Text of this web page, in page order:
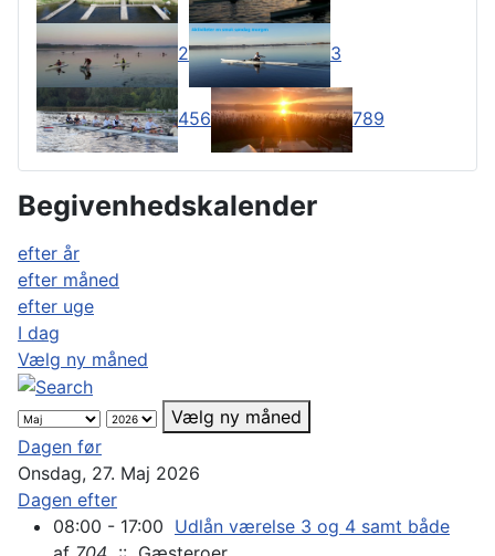
2 3
456 789
Begivenhedskalender
efter år
efter måned
efter uge
I dag
Vælg ny måned
Vælg ny måned
Dagen før
Onsdag, 27. Maj 2026
Dagen efter
08:00 - 17:00 Udlån værelse 3 og 4 samt både